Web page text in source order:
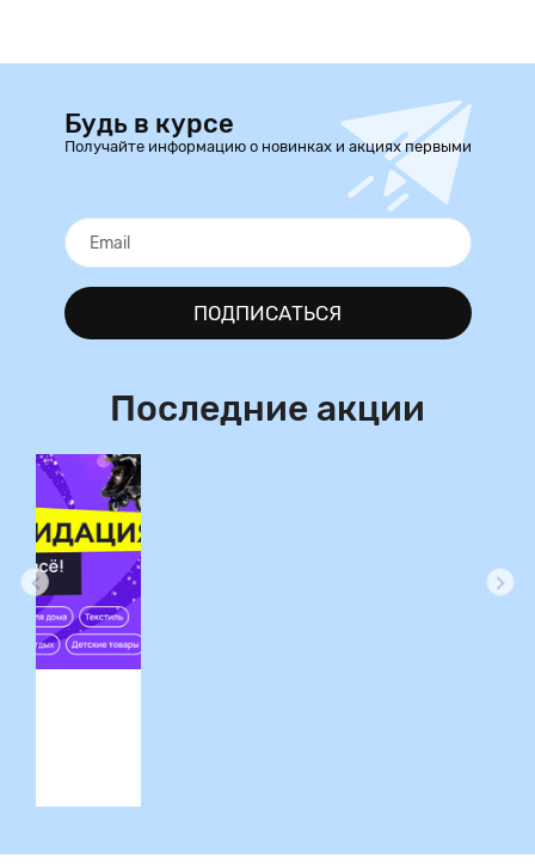
Будь в курсе
Получайте информацию о новинках и акциях первыми
ПОДПИСАТЬСЯ
Последние акции